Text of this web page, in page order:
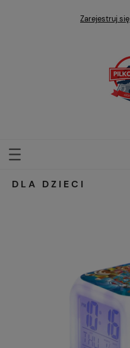
Zarejestruj się
DLA DZIECI